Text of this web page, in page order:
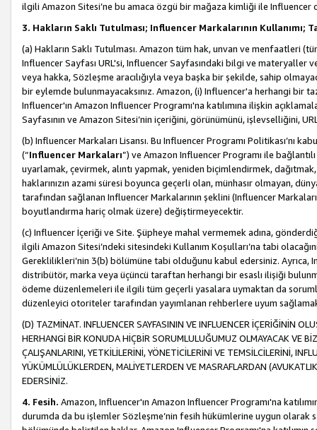
ilgili Amazon Sitesi’ne bu amaca özgü bir mağaza kimliği ile Influencer
3. Hakların Saklı Tutulması; Influencer Markalarının Kullanımı;
(a) Hakların Saklı Tutulması. Amazon tüm hak, unvan ve menfaatleri
Influencer Sayfası URL'si, Influencer Sayfasındaki bilgi ve materyaller
veya hakka, Sözleşme aracılığıyla veya başka bir şekilde, sahip
bir eylemde bulunmayacaksınız. Amazon, (i) Influencer'a herhangi bir
Influencer'ın Amazon Influencer Programı'na katılımına ilişkin
Sayfasının ve Amazon Sitesi’nin içeriğini, görünümünü, işlevselliğini,
(b) Influencer Markaları Lisansı. Bu Influencer Programı Politikası’nı
(“Influencer Markaları”) ve Amazon Influencer Programı ile
uyarlamak, çevirmek, alıntı yapmak, yeniden biçimlendirmek,
haklarınızın azami süresi boyunca geçerli olan, münhasır olmayan,
tarafından sağlanan Influencer Markalarının şeklini (Influencer
boyutlandırma hariç olmak üzere) değiştirmeyecektir.
(c) Influencer İçeriği ve Site. Şüpheye mahal vermemek adına,
ilgili Amazon Sitesi’ndeki sitesindeki Kullanım Koşulları’na tabi
Gereklilikleri’nin 3(b) bölümüne tabi olduğunu kabul edersiniz. Ayrıca,
distribütör, marka veya üçüncü taraftan herhangi bir esaslı ilişiği
ödeme düzenlemeleri ile ilgili tüm geçerli yasalara uymaktan da
düzenleyici otoriteler tarafından yayımlanan rehberlere uyum
(D) TAZMİNAT. INFLUENCER SAYFASININ VE INFLUENCER İÇERİĞİNİN
HERHANGİ BİR KONUDA HİÇBİR SORUMLULUĞUMUZ OLMAYACAK VE
ÇALIŞANLARINI, YETKİLİLERİNİ, YÖNETİCİLERİNİ VE TEMSİLCİLERİNİ,
YÜKÜMLÜLÜKLERDEN, MALİYETLERDEN VE MASRAFLARDAN
EDERSİNİZ.
4. Fesih. Amazon, Influencer'ın Amazon Influencer Programı'na
durumda da bu işlemler Sözleşme’nin fesih hükümlerine uygun olarak